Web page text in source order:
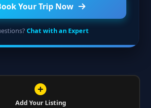
Your Trip Now
Chat with an Expert
Add Your Listing